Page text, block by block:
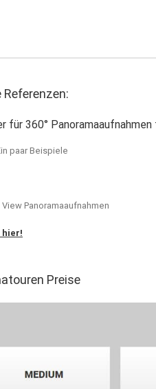
für 360° Panoramaaufnahmen
hier!
Preise